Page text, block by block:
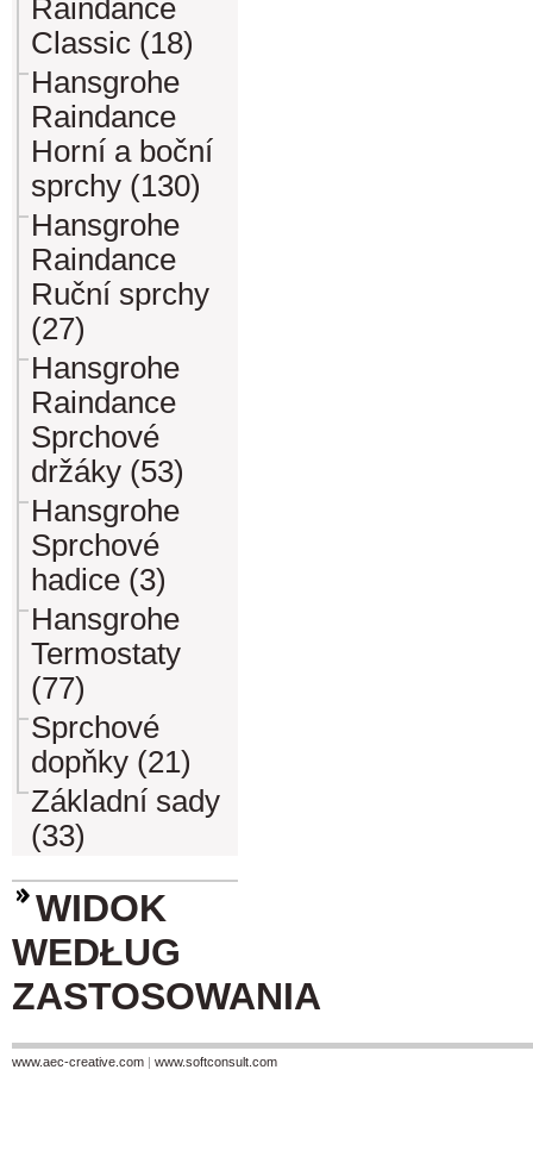
Raindance
Classic (18)
Hansgrohe
Raindance
Horní a boční
sprchy (130)
Hansgrohe
Raindance
Ruční sprchy
(27)
Hansgrohe
Raindance
Sprchové
držáky (53)
Hansgrohe
Sprchové
hadice (3)
Hansgrohe
Termostaty
(77)
Sprchové
dopňky (21)
Základní sady
(33)
WIDOK
WEDŁUG
ZASTOSOWANIA
www.aec-creative.com | www.softconsult.com